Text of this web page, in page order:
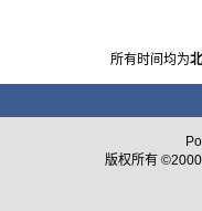
所有时间均为
版权所有